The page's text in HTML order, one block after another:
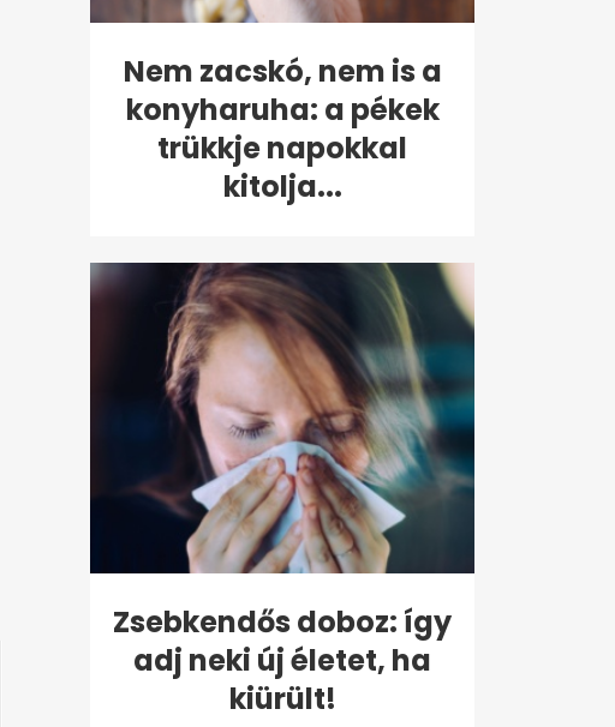
Nem zacskó, nem is a
konyharuha: a pékek
trükkje napokkal
kitolja...
Zsebkendős doboz: így
adj neki új életet, ha
kiürült!